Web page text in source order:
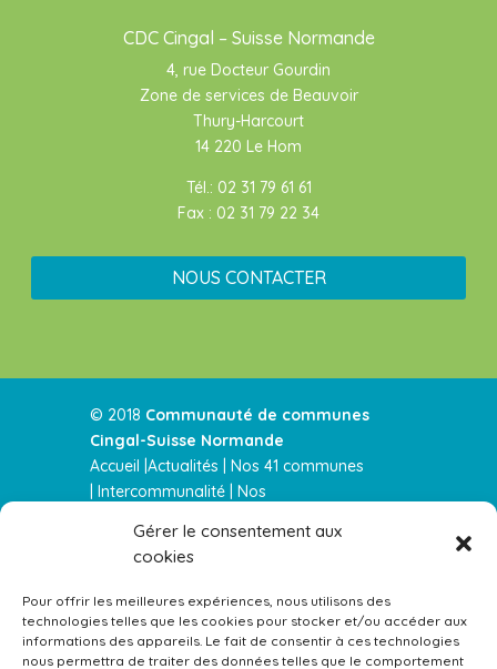
Gérer le consentement aux
cookies
Pour offrir les meilleures expériences, nous utilisons des
technologies telles que les cookies pour stocker et/ou accéder aux
informations des appareils. Le fait de consentir à ces technologies
nous permettra de traiter des données telles que le comportement
CDC Cingal – Suisse Normande
4, rue Docteur Gourdin
Zone de services de Beauvoir
Thury-Harcourt
14 220 Le Hom
Tél.: 02 31 79 61 61
Fax : 02 31 79 22 34
NOUS CONTACTER
© 2018 Communauté de communes
Cingal-Suisse Normande
Accueil | Actualités
Nos 41 communes
Intercommunalité| Nos
Contactez-nous |
Actualités RSS–
site
Équipements gérés par la Communauté de